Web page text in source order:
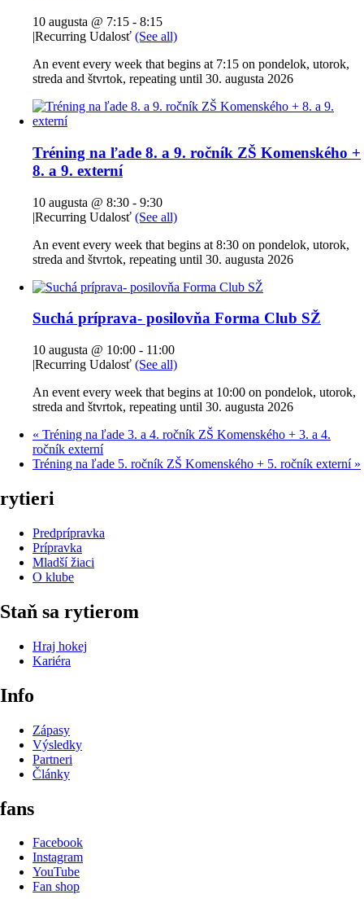
10 augusta @ 7:15 - 8:15
|Recurring Udalosť (See all)
An event every week that begins at 7:15 on pondelok, utorok,
streda and štvrtok, repeating until 30. augusta 2026
Tréning na ľade 8. a 9. ročník ZŠ Komenského +
8. a 9. externí
10 augusta @ 8:30 - 9:30
|Recurring Udalosť (See all)
An event every week that begins at 8:30 on pondelok, utorok,
streda and štvrtok, repeating until 30. augusta 2026
Suchá príprava- posilovňa Forma Club SŽ
10 augusta @ 10:00 - 11:00
|Recurring Udalosť (See all)
An event every week that begins at 10:00 on pondelok, utorok,
streda and štvrtok, repeating until 30. augusta 2026
« Tréning na ľade 3. a 4. ročník ZŠ Komenského + 3. a 4.
ročník externí
Tréning na ľade 5. ročník ZŠ Komenského + 5. ročník externí »
rytieri
Predprípravka
Prípravka
Mladší žiaci
O klube
Staň sa rytierom
Hraj hokej
Kariéra
Info
Zápasy
Výsledky
Partneri
Články
fans
Facebook
Instagram
YouTube
Fan shop